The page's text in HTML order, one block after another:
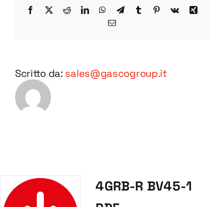
Facebook
X RedditLinkedInWhatsApp
TelegramTumblr Pinterest
Vk
Xing
Email
Scritto da: sales@gascogroup.it
4GRB-R BV45-1